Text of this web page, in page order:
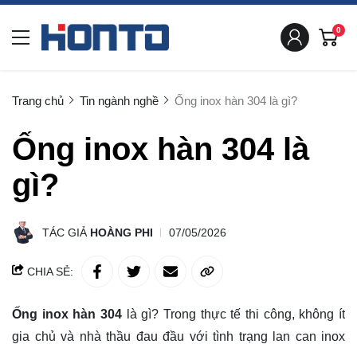
0
Trang chủ Tin ngành nghề Ống inox hàn 304 là gì?
Ống inox hàn 304 là
gì?
TÁC GIẢ HOÀNG PHI 07/05/2026
CHIA SẺ:
Ống inox hàn 304 là gì? Trong thực tế thi công, không ít
gia chủ và nhà thầu đau đầu với tình trạng lan can inox